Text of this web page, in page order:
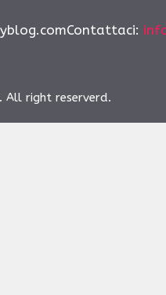
:
All right reserverd.